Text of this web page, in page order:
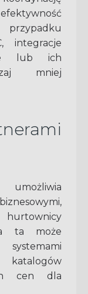
integracje
lub ich
mniej
umożliwia
ta może
katalogów
cen dla